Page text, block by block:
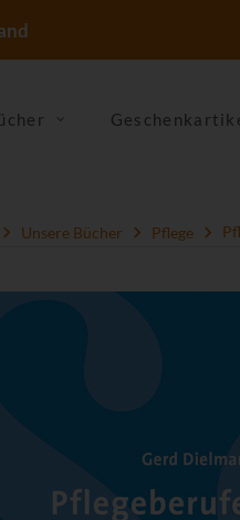
Unsere Bücher Pflege